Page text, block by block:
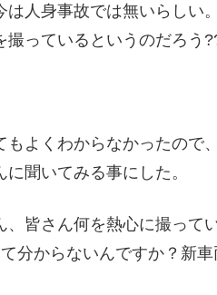
は人身事故では無いらしい
撮っているというのだろう
もよくわからなかったので
聞いてみる事にした。
皆さん何を熱心に撮って
分からないんですか？新車